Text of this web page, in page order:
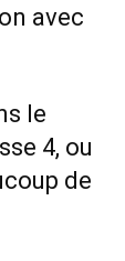
avec
le
4, ou
de